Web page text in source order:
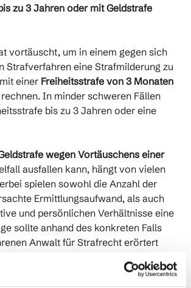
zu 3 Jahren oder mit Geldstrafe
vortäuscht, um in einem gegen sich
Strafverfahren eine Strafmilderung zu
einer Freiheitsstrafe von 3 Monaten
rechnen. In minder schweren Fällen
bis zu 3 Jahren oder eine
wegen Vortäuschens einer
ausfallen kann, hängt von vielen
spielen sowohl die Anzahl der
Ermittlungsaufwand, als auch
und persönlichen Verhältnisse eine
sollte anhand des konkreten Falls
Anwalt für Strafrecht erörtert